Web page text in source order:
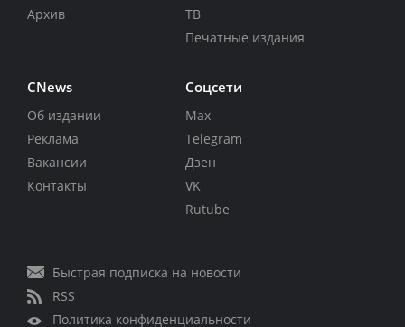
Архив
ТВ
Печатные издания
CNews
Об издании
Реклама
Вакансии
Контакты
Соцсети
Max
Telegram
Дзен
VK
Rutube
Быстрая подписка на новости
RSS
Политика конфиденциальности